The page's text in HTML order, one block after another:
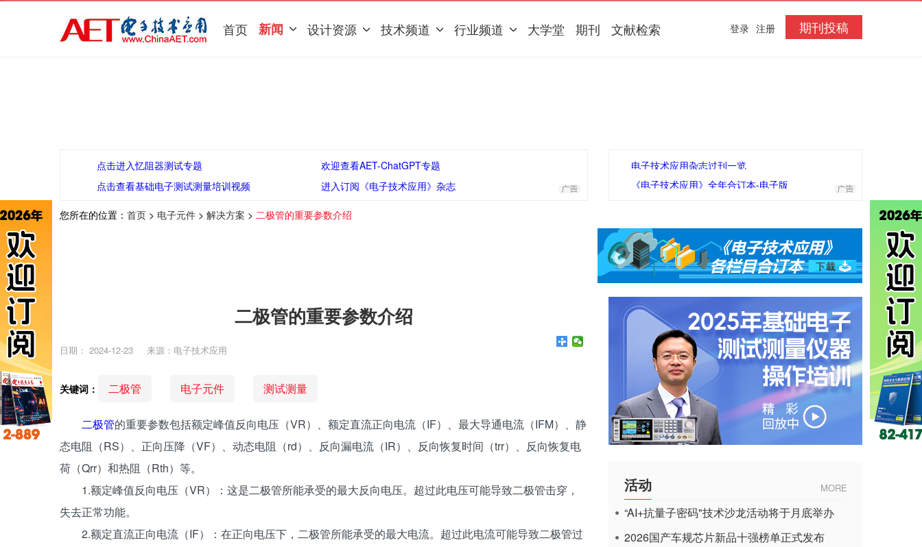
首页 新闻 设计资源 技术频道 行业频道 大学堂 期刊 文献检索 期刊投稿
登录 注册
点击进入忆阻器测试专题
欢迎查看AET-ChatGPT专题
点击查看基础电子测试测量培训视频
进入订阅《电子技术应用》杂志
电子技术应用杂志过刊一览
《电子技术应用》全年合订本-电子版
您所在的位置： 首页 > 电子元件 > 解决方案 > 二极管的重要参数介绍
二极管的重要参数介绍
日期： 2024-12-23 来源：电子技术应用
关键词： 二极管 电子元件 测试测量
二极管的重要参数包括额定峰值反向电压（VR）、额定直流正向电流（IF）、最大导通电流（IFM）、静
态电阻（RS）、正向压降（VF）、动态电阻（rd）、反向漏电流（IR）、反向恢复时间（trr）、反向恢复电
荷（Qrr）和热阻（Rth）等。‌‌
1.‌额定峰值反向电压（VR）‌：这是二极管所能承受的最大反向电压。超过此电压可能导致二极管击穿，
失去正常功能。
‌2.额定直流正向电流（IF）‌：在正向电压下，二极管所能承受的最大电流。超过此电流可能导致二极管过
活动 MORE
“AI+抗量子密码"技术沙龙活动将于月底举办
2026国产车规芯片新品十强榜单正式发布